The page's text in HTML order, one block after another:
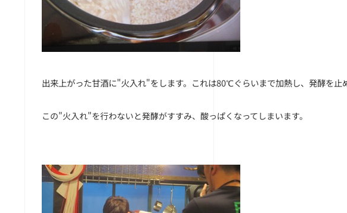
出来上がった甘酒に"火入れ"をします。これは80℃ぐらいまで加熱し、発酵を止
この"火入れ"を行わないと発酵がすすみ、酸っぱくなってしまいます。